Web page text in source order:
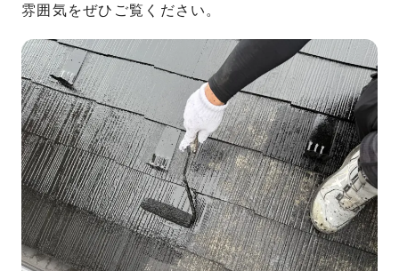
雰囲気をぜひご覧ください。